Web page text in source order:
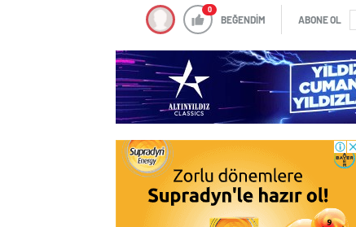
0
BEĞENDİM ABONE OL